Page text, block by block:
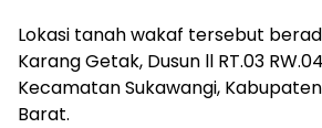
Lokasi tanah wakaf tersebut
Karang Getak, Dusun ll RT.03
Kecamatan Sukawangi,
Barat.